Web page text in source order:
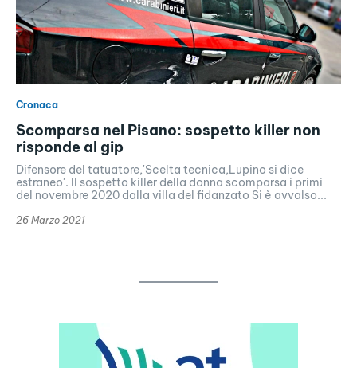
Cronaca
Scomparsa nel Pisano: sospetto killer non
risponde al gip
Difensore del tatuatore,'Scelta tecnica,Lupino si dice
estraneo'. Il sospetto killer della donna scomparsa i primi
del novembre 2020 dalla villa del fidanzato Si è avvalso...
26 Marzo 2021